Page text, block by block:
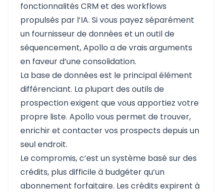
fonctionnalités CRM et des workflows
propulsés par l’IA. Si vous payez séparément
un fournisseur de données et un outil de
séquencement, Apollo a de vrais arguments
en faveur d’une consolidation.
La base de données est le principal élément
différenciant. La plupart des outils de
prospection exigent que vous apportiez votre
propre liste. Apollo vous permet de trouver,
enrichir et contacter vos prospects depuis un
seul endroit.
Le compromis, c’est un système basé sur des
crédits, plus difficile à budgéter qu’un
abonnement forfaitaire. Les crédits expirent à